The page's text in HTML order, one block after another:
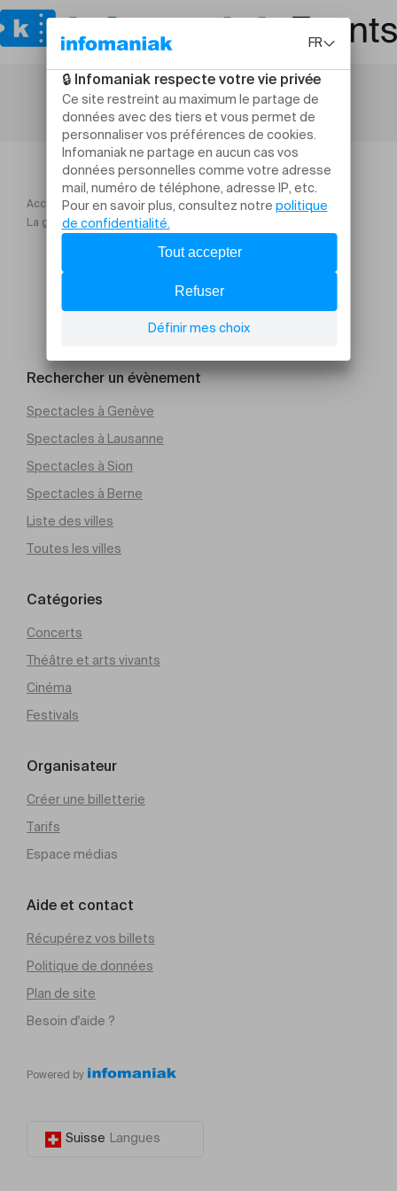
Accueil
Théâtre et arts vivants
La grande soirée du DOUBLAGE IMPROVISÉ
Rechercher un évènement
Spectacles à Genève
Spectacles à Lausanne
Spectacles à Sion
Spectacles à Berne
Liste des villes
Toutes les villes
Catégories
Concerts
Théâtre et arts vivants
Cinéma
Festivals
Organisateur
Créer une billetterie
Tarifs
Espace médias
Aide et contact
Récupérez vos billets
Politique de données
Plan de site
Besoin d'aide ?
Powered by
Suisse Langues